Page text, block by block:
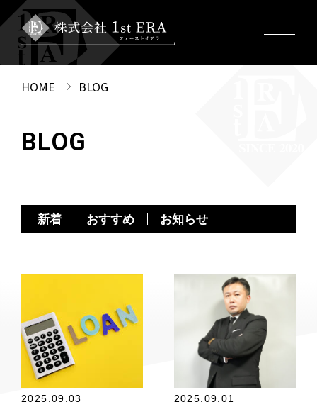
HOME BLOG
BLOG
新着 おすすめ お知らせ
2025.09.03 2025.09.01